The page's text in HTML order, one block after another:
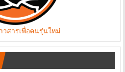
วสารเพื่อคนรุ่นใหม่